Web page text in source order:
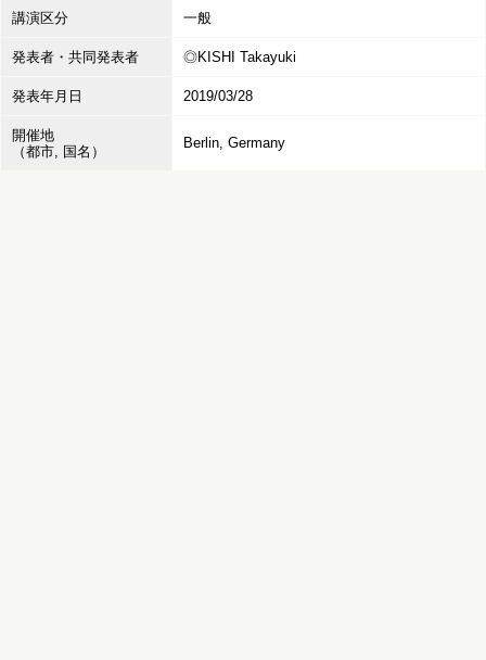
講演区分 一般
発表者・共同発表者 ◎KISHI Takayuki
発表年月日 2019/03/28
開催地
（都市, 国名）
Berlin, Germany